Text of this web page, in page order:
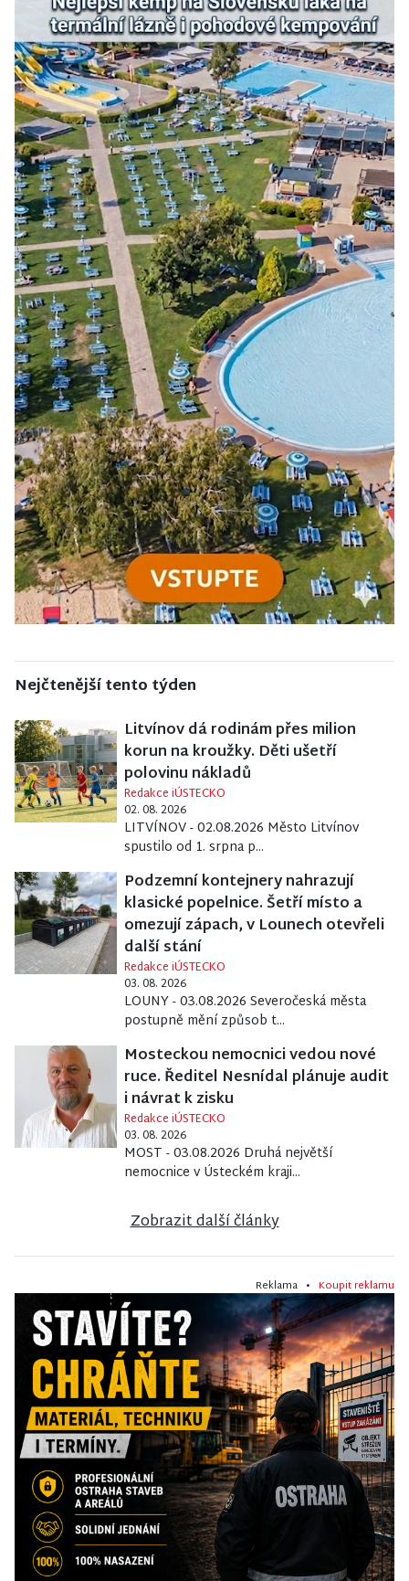
Nejčtenější tento týden
Litvínov dá rodinám přes milion
korun na kroužky. Děti ušetří
polovinu nákladů
Redakce iÚSTECKO
02. 08. 2026
LITVÍNOV - 02.08.2026 Město Litvínov
spustilo od 1. srpna p...
Podzemní kontejnery nahrazují
klasické popelnice. Šetří místo a
omezují zápach, v Lounech otevřeli
další stání
Redakce iÚSTECKO
03. 08. 2026
LOUNY - 03.08.2026 Severočeská města
postupně mění způsob t...
Mosteckou nemocnici vedou nové
ruce. Ředitel Nesnídal plánuje audit
i návrat k zisku
Redakce iÚSTECKO
03. 08. 2026
MOST - 03.08.2026 Druhá největší
nemocnice v Ústeckém kraji...
Zobrazit další články
Reklama • Koupit reklamu